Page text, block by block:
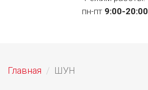
пн-пт 9:00-20:00
Главная ШУН